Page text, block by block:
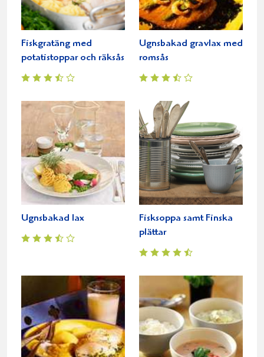
Fiskgratäng med
potatistoppar och räksås
Ugnsbakad gravlax med
romsås
Ugnsbakad lax
Fisksoppa samt Finska
plättar